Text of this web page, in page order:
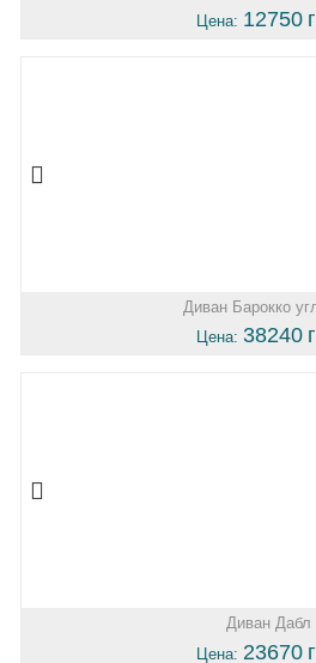
Цена: 12750
Диван Барокко
Цена: 38240
Диван Дабл
Цена: 23670